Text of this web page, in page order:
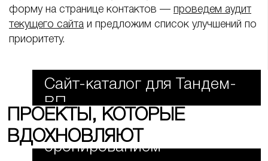
форму на странице контактов — проведем аудит
текущего сайта и предложим список улучшений по
приоритету.
ПРОЕКТЫ, КОТОРЫЕ
ВДОХНОВЛЯЮТ
Сайт-каталог для Тандем-
ВП
Смотреть Кейс
Сайт для ресторана с
бронированием